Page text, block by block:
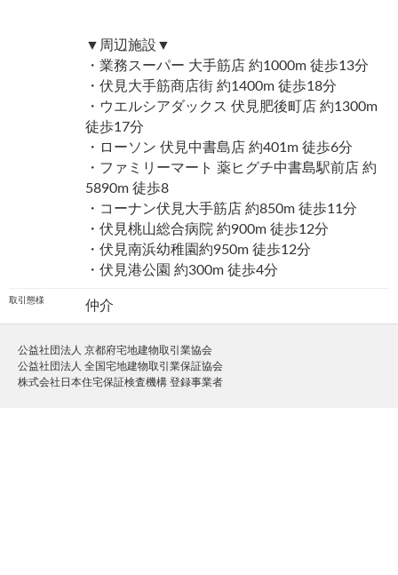
▼周辺施設▼
・業務スーパー 大手筋店 約1000m 徒歩13分
・伏見大手筋商店街 約1400m 徒歩18分
・ウエルシアダックス 伏見肥後町店 約1300m
徒歩17分
・ローソン 伏見中書島店 約401m 徒歩6分
・ファミリーマート 薬ヒグチ中書島駅前店 約
5890m 徒歩8
・コーナン伏見大手筋店 約850m 徒歩11分
・伏見桃山総合病院 約900m 徒歩12分
・伏見南浜幼稚園約950m 徒歩12分
・伏見港公園 約300m 徒歩4分
取引態様 仲介
公益社団法人 京都府宅地建物取引業協会
公益社団法人 全国宅地建物取引業保証協会
株式会社日本住宅保証検査機構 登録事業者